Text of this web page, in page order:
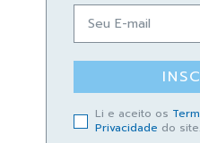
Li e aceito os
Privacidade do site.